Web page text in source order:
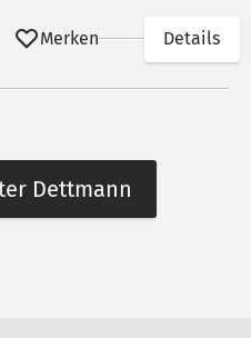
Merken Details
Dettmann